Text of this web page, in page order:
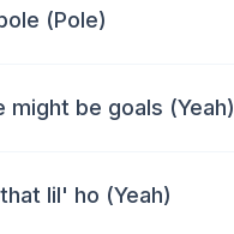
(Pole)
might be goals (Yeah)
lil' ho (Yeah)